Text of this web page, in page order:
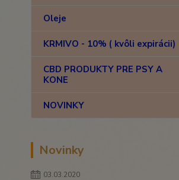
Oleje
KRMIVO - 10% ( kvôli expirácii)
CBD PRODUKTY PRE PSY A
KONE
NOVINKY
Novinky
03.03.2020